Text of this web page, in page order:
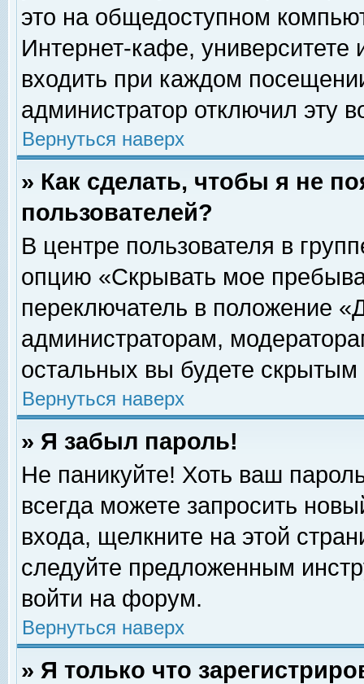
это на общедоступном
Интернет-кафе, университете
входить при каждом
администратор отключил эту
Вернуться наверх
» Как сделать, чтобы я не
пользователей?
В центре пользователя в
опцию «Скрывать мое
переключатель в положение
администраторам,
остальных вы будете скрытым
Вернуться наверх
» Я забыл пароль!
Не паникуйте! Хоть ваш
всегда можете запросить
входа, щелкните на этой
следуйте предложенным
войти на форум.
Вернуться наверх
» Я только что